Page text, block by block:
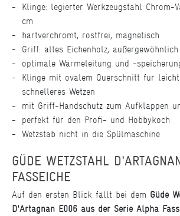
Klinge: legierter Werkzeugstahl Chrom-
cm
hartverchromt, rostfrei, magnetisch
Griff: altes Eichenholz,
optimale Wärmeleitung und -
Klinge mit ovalem Querschnitt für
schnelleres Wetzen
mit Griff-Handschutz zum Aufklappen
perfekt für den Profi- und Hobbykoch
Wetzstab nicht in die Spülmaschine
GÜDE WETZSTAHL
FASSEICHE
Auf den ersten Blick fällt bei dem Güde
D'Artagnan E006 aus der Serie Alpha